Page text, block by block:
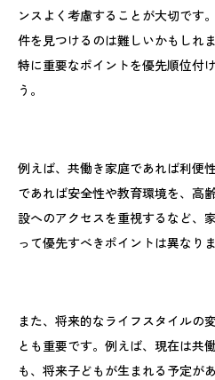
ンスよく考慮することが大切です
件を見つけるのは難しいかもしれ
特に重要なポイントを優先順位付
う。
例えば、共働き家庭であれば利便
であれば安全性や教育環境を、高
設へのアクセスを重視するなど、
って優先すべきポイントは異なりま
また、将来的なライフスタイルの
とも重要です。例えば、現在は共
も、将来子どもが生まれる予定が